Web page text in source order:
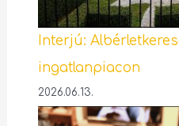
Interjú:
ingatlanpiacon
2026.06.13.